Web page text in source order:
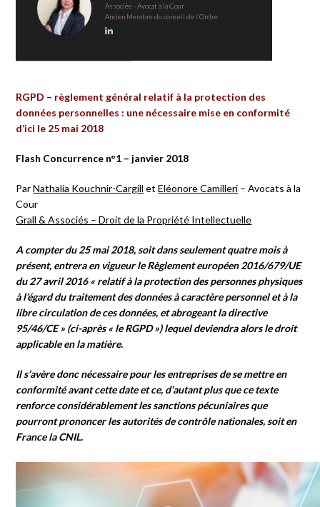
Associée - Avocat à la Cour
Ancien Membre du conseil de l’Ordre
RGPD – règlement général relatif à la protection des
données personnelles : une nécessaire mise en conformité
d’ici le 25 mai 2018
Flash Concurrence n°1 – janvier 2018
ParNathalia Kouchnir-Cargill etEléonore Camilleri – Avocats à la
Cour
Grall & Associés – Droit de la Propriété Intellectuelle
A compter du 25 mai 2018, soit dans seulement quatre mois à
présent, entrera en vigueur le Règlement européen2016/679/UE
du 27 avril 2016 « relatif à la protection des personnes physiques
à l’égard du traitement des données à caractère personnel et à la
libre circulation de ces données, et abrogeant la directive
95/46/CE » (ci-après « le RGPD ») lequel deviendra alors le droit
applicable en la matière.
Il s’avère donc nécessaire pour les entreprises de se mettre en
conformité avant cette date et ce, d’autant plus que ce texte
renforce considérablement les sanctions pécuniaires que
pourront prononcer les autorités de contrôle nationales, soit en
France la CNIL.